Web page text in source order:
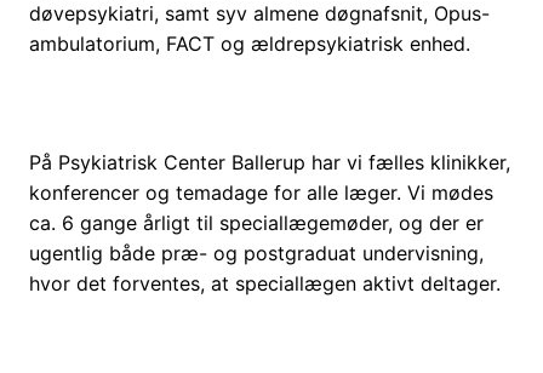
døvepsykiatri, samt syv almene døgnafsnit, Opus-
ambulatorium, FACT og ældrepsykiatrisk enhed.
På Psykiatrisk Center Ballerup har vi fælles klinikker,
konferencer og temadage for alle læger. Vi mødes
ca. 6 gange årligt til speciallægemøder, og der er
ugentlig både præ- og postgraduat undervisning,
hvor det forventes, at speciallægen aktivt deltager.